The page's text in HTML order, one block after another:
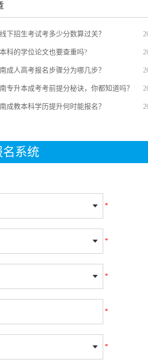
下招生考试考多少分数算过关？
科的学位论文也要查重吗?
成人高考报名步骤分为哪几步？
专升本成考考前提分秘诀，你都知道吗？
成教本科学历提升何时能报名？
名系统
*
*
*
*
*